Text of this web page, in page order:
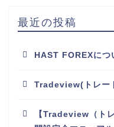
最近の投稿
HAST FOREXにつ
Tradeview(トレー
【Tradeview（ト